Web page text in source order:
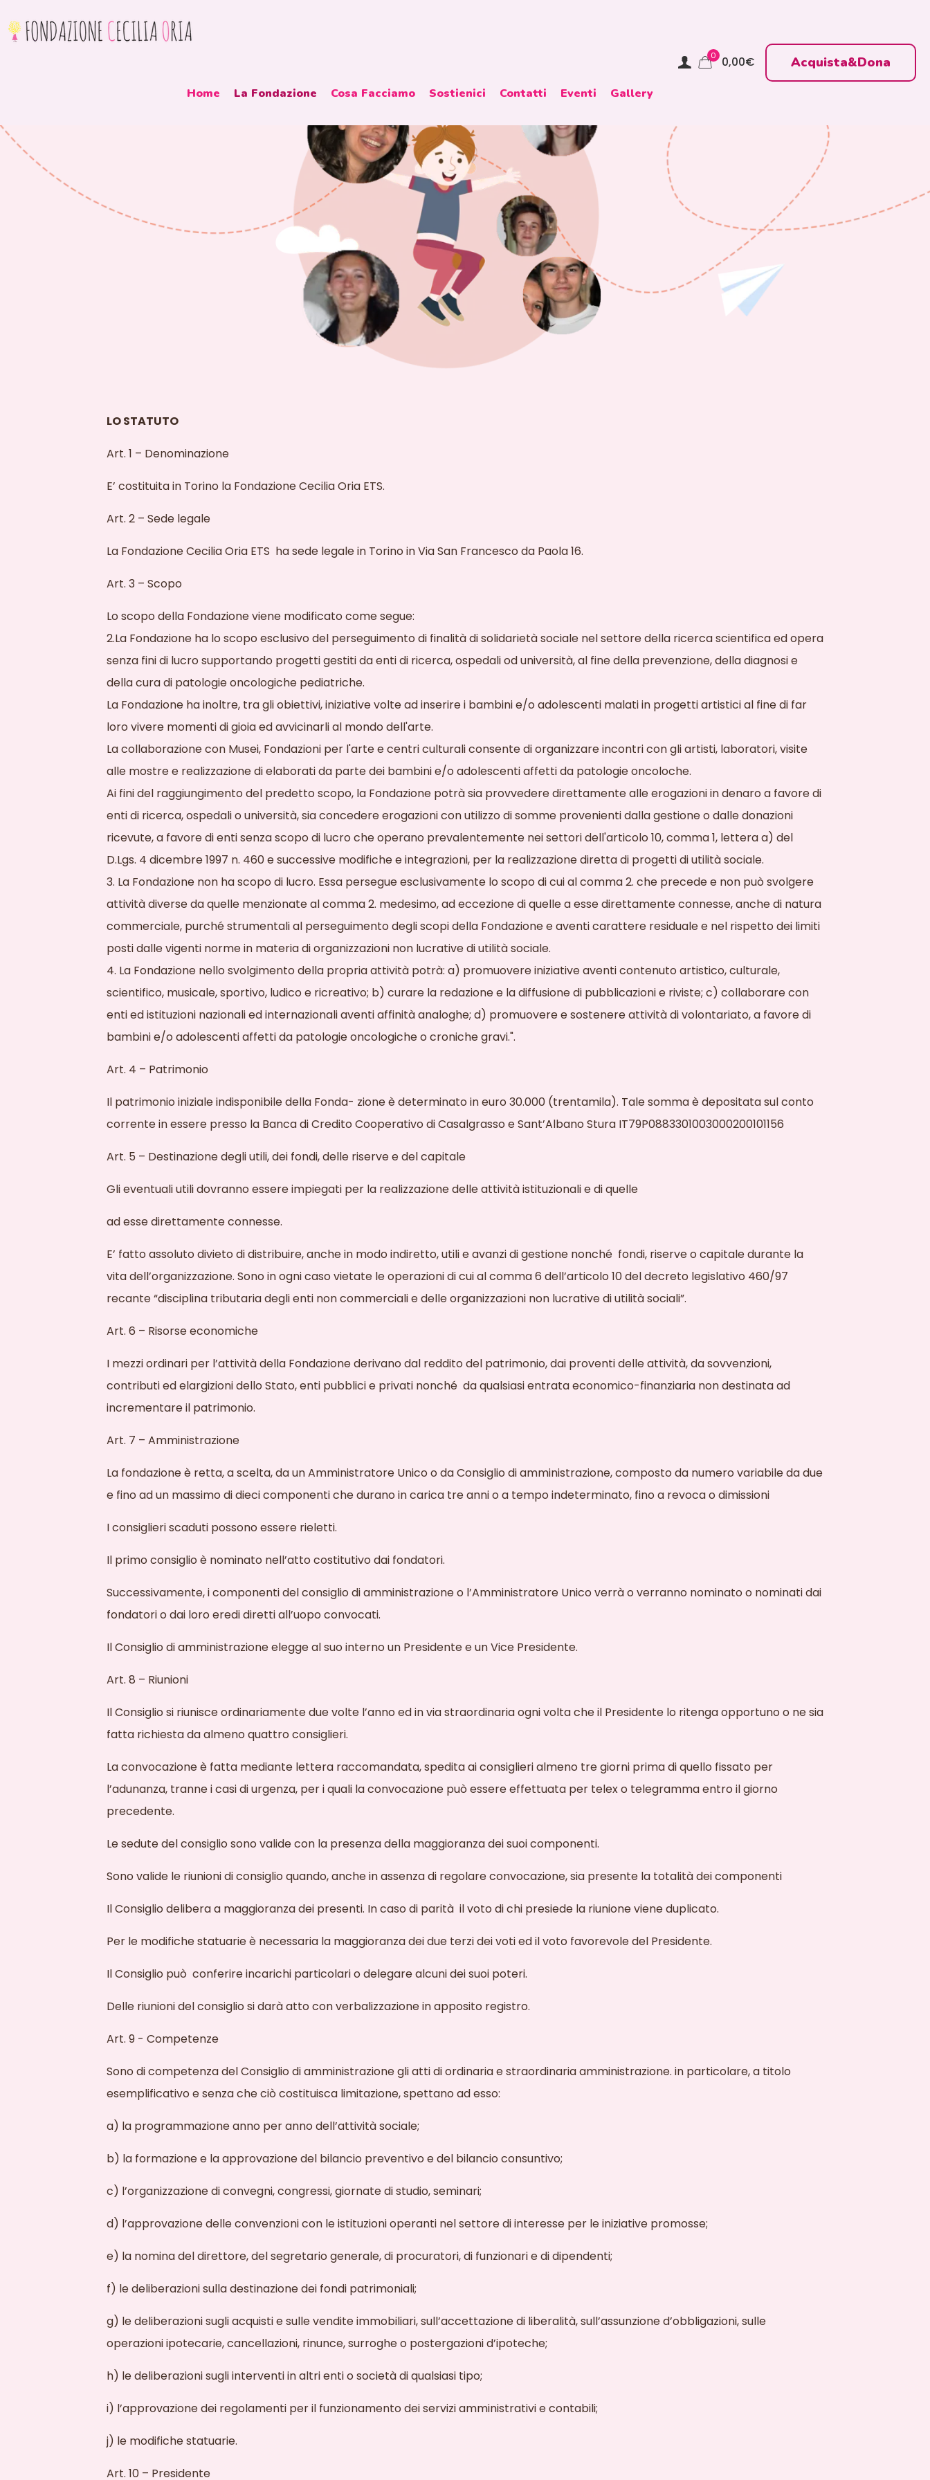
Home La Fondazione Cosa Facciamo Sostienici Contatti Eventi Gallery
0 0,00€ Acquista&Dona
LO STATUTO
Art. 1 – Denominazione
E’ costituita in Torino la Fondazione Cecilia Oria ETS.
Art. 2 – Sede legale
La Fondazione Cecilia Oria ETS ha sede legale in Torino in Via San Francesco da Paola 16.
Art. 3 – Scopo
Lo scopo della Fondazione viene modificato come segue:
2.La Fondazione ha lo scopo esclusivo del perseguimento di finalità di solidarietà sociale nel settore della ricerca scientifica ed opera
senza fini di lucro supportando progetti gestiti da enti di ricerca, ospedali od università, al fine della prevenzione, della diagnosi e
della cura di patologie oncologiche pediatriche.
La Fondazione ha inoltre, tra gli obiettivi, iniziative volte ad inserire i bambini e/o adolescenti malati in progetti artistici al fine di far
loro vivere momenti di gioia ed avvicinarli al mondo dell'arte.
La collaborazione con Musei, Fondazioni per l'arte e centri culturali consente di organizzare incontri con gli artisti, laboratori, visite
alle mostre e realizzazione di elaborati da parte dei bambini e/o adolescenti affetti da patologie oncoloche.
Ai fini del raggiungimento del predetto scopo, la Fondazione potrà sia provvedere direttamente alle erogazioni in denaro a favore di
enti di ricerca, ospedali o università, sia concedere erogazioni con utilizzo di somme provenienti dalla gestione o dalle donazioni
ricevute, a favore di enti senza scopo di lucro che operano prevalentemente nei settori dell'articolo 10, comma 1, lettera a) del
D.Lgs. 4 dicembre 1997 n. 460 e successive modifiche e integrazioni, per la realizzazione diretta di progetti di utilità sociale.
3. La Fondazione non ha scopo di lucro. Essa persegue esclusivamente lo scopo di cui al comma 2. che precede e non può svolgere
attività diverse da quelle menzionate al comma 2. medesimo, ad eccezione di quelle a esse direttamente connesse, anche di natura
commerciale, purché strumentali al perseguimento degli scopi della Fondazione e aventi carattere residuale e nel rispetto dei limiti
posti dalle vigenti norme in materia di organizzazioni non lucrative di utilità sociale.
4. La Fondazione nello svolgimento della propria attività potrà: a) promuovere iniziative aventi contenuto artistico, culturale,
scientifico, musicale, sportivo, ludico e ricreativo; b) curare la redazione e la diffusione di pubblicazioni e riviste; c) collaborare con
enti ed istituzioni nazionali ed internazionali aventi affinità analoghe; d) promuovere e sostenere attività di volontariato, a favore di
bambini e/o adolescenti affetti da patologie oncologiche o croniche gravi.".
Art. 4 – Patrimonio
Il patrimonio iniziale indisponibile della Fonda- zione è determinato in euro 30.000 (trentamila). Tale somma è depositata sul conto
corrente in essere presso la Banca di Credito Cooperativo di Casalgrasso e Sant’Albano Stura IT79P0883301003000200101156
Art. 5 – Destinazione degli utili, dei fondi, delle riserve e del capitale
Gli eventuali utili dovranno essere impiegati per la realizzazione delle attivitàistituzionali e di quelle
ad esse direttamente connesse.
E’ fatto assoluto divieto di distribuire, anche in modo indiretto, utili e avanzi di gestione nonché fondi, riserve o capitale durante la
vita dell’organizzazione. Sono in ogni caso vietate le operazioni di cui al comma 6 dell’articolo 10 del decreto legislativo 460/97
recante “disciplina tributaria degli enti non commerciali e delle organizzazioni non lucrative di utilitàsociali”.
Art. 6 – Risorse economiche
I mezzi ordinari per l’attività della Fondazione derivano dal reddito del patrimonio, dai proventi delle attività, da sovvenzioni,
contributi ed elargizioni dello Stato, enti pubblici e privati nonché da qualsiasi entrata economico-finanziaria non destinata ad
incrementare il patrimonio.
Art. 7 – Amministrazione
La fondazione è retta, a scelta, da un Amministratore Unico o da Consiglio di amministrazione, composto da numero variabile da due
e fino ad un massimo di dieci componenti che durano in carica tre anni o a tempo indeterminato, fino a revoca o dimissioni
I consiglieri scaduti possono essere rieletti.
Il primo consiglio è nominato nell’atto costitutivo dai fondatori.
Successivamente, i componenti del consiglio di amministrazione o l’Amministratore Unico verrào verranno nominato o nominati dai
fondatori o dai loro eredi diretti all’uopo convocati.
Il Consiglio di amministrazione elegge al suo interno un Presidente e un Vice Presidente.
Art. 8 – Riunioni
Il Consiglio si riunisce ordinariamente due volte l’anno ed in via straordinaria ogni volta che il Presidente lo ritenga opportuno o ne sia
fatta richiesta da almeno quattro consiglieri.
La convocazione è fatta mediante lettera raccomandata, spedita ai consiglieri almeno tre giorni prima di quello fissato per
l’adunanza, tranne i casi di urgenza, per i quali la convocazione può essere effettuata per telex o telegramma entro il giorno
precedente.
Le sedute del consiglio sono valide con la presenza della maggioranza dei suoi componenti.
Sono valide le riunioni di consiglio quando, anche in assenza di regolare convocazione, sia presente la totalitàdei componenti
Il Consiglio delibera a maggioranza dei presenti. In caso di parità il voto di chi presiede la riunione viene duplicato.
Per le modifiche statuarie è necessaria la maggioranza dei due terzi dei voti ed il voto favorevole del Presidente.
Il Consiglio può conferire incarichi particolari o delegare alcuni dei suoi poteri.
Delle riunioni del consiglio si daràatto con verbalizzazione in apposito registro.
Art. 9 - Competenze
Sono di competenza del Consiglio di amministrazione gli atti di ordinaria e straordinaria amministrazione. in particolare, a titolo
esemplificativo e senza che ciò costituisca limitazione, spettano ad esso:
a) la programmazione anno per anno dell’attivitàsociale;
b) la formazione e la approvazione del bilancio preventivo e del bilancio consuntivo;
c) l’organizzazione di convegni, congressi, giornate di studio, seminari;
d) l’approvazione delle convenzioni con le istituzioni operanti nel settore di interesse per le iniziative promosse;
e) la nomina del direttore, del segretario generale, di procuratori, di funzionari e di dipendenti;
f) le deliberazioni sulla destinazione dei fondi patrimoniali;
g) le deliberazioni sugli acquisti e sulle vendite immobiliari, sull’accettazione di liberalità, sull’assunzione d’obbligazioni, sulle
operazioni ipotecarie, cancellazioni, rinunce, surroghe o postergazioni d’ipoteche;
h) le deliberazioni sugli interventi in altri enti o società di qualsiasi tipo;
i) l’approvazione dei regolamenti per il funzionamento dei servizi amministrativi e contabili;
j) le modifiche statuarie.
Art. 10 – Presidente